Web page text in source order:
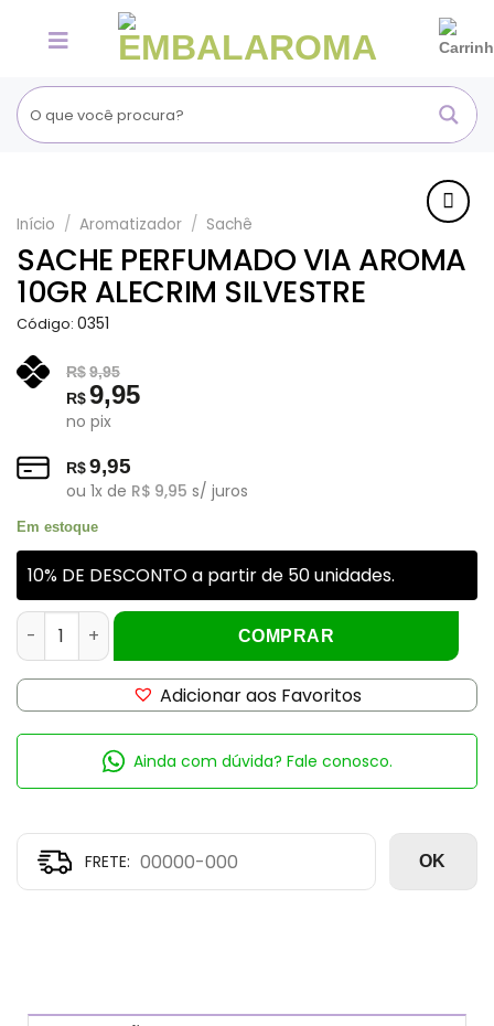
Adicionar
aos
Início / Aromatizador / Sachê
SACHE PERFUMADO VIA AROMA
10GR ALECRIM SILVESTRE
Código: 0351
R$9,95
R$9,95
no pix
R$9,95
ou 1x de R$ 9,95 s/ juros
Em estoque
10% DE DESCONTO a partir de 50 unidades.
SACHE PERFUMADO VIA AROMA 10GR ALECRIM SILVESTRE
COMPRAR
Adicionar aos Favoritos
Ainda com dúvida? Fale conosco.
OK